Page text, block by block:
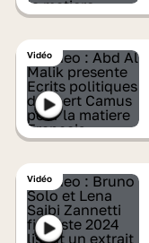
Vidéo
Vidéo